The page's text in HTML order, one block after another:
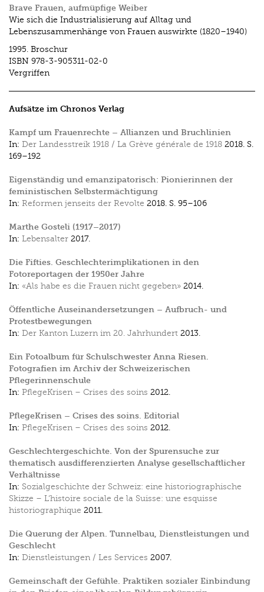
Brave Frauen, aufmüpfige Weiber
Wie sich die Industrialisierung auf Alltag und
Lebenszusammenhänge von Frauen auswirkte (1820–1940)
1995. Broschur
ISBN 978-3-905311-02-0
Vergriffen
Aufsätze im Chronos Verlag
Kampf um Frauenrechte – Allianzen und Bruchlinien
In: Der Landesstreik 1918 / La Grève générale de 1918 2018. S.
169–192
Eigenständig und emanzipatorisch: Pionierinnen der
feministischen Selbstermächtigung
In: Reformen jenseits der Revolte 2018. S. 95–106
Marthe Gosteli (1917–2017)
In: Lebensalter 2017.
Die Fifties. Geschlechterimplikationen in den
Fotoreportagen der 1950er Jahre
In: «Als habe es die Frauen nicht gegeben» 2014.
Öffentliche Auseinandersetzungen – Aufbruch- und
Protestbewegungen
In: Der Kanton Luzern im 20. Jahrhundert 2013.
Ein Fotoalbum für Schulschwester Anna Riesen.
Fotografien im Archiv der Schweizerischen
Pflegerinnenschule
In: PflegeKrisen – Crises des soins 2012.
PflegeKrisen – Crises des soins. Editorial
In: PflegeKrisen – Crises des soins 2012.
Geschlechtergeschichte. Von der Spurensuche zur
thematisch ausdifferenzierten Analyse gesellschaftlicher
Verhältnisse
In: Sozialgeschichte der Schweiz: eine historiographische
Skizze – L‘histoire sociale de la Suisse: une esquisse
historiographique 2011.
Die Querung der Alpen. Tunnelbau, Dienstleistungen und
Geschlecht
In: Dienstleistungen / Les Services 2007.
Gemeinschaft der Gefühle. Praktiken sozialer Einbindung